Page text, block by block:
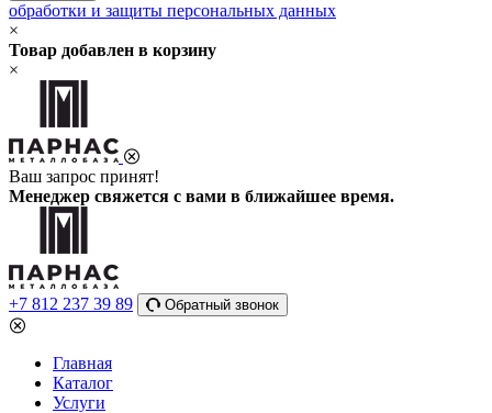
обработки и защиты персональных данных
×
Товар добавлен в корзину
×
Ваш запрос принят!
Менеджер свяжется с вами в ближайшее время.
+7 812 237 39 89 Обратный звонок
Главная
Каталог
Услуги